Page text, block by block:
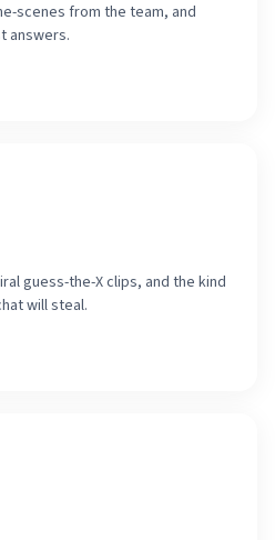
scenes from the team, and
answers.
guess-the-X clips, and the kind
will steal.